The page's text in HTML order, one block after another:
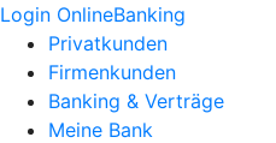
Login OnlineBanking
Privatkunden
Firmenkunden
Banking & Verträge
Meine Bank